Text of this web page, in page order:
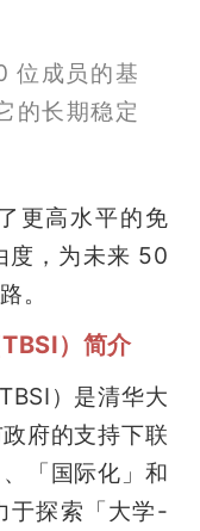
位成员的基
的长期稳定
更高水平的免
度，为未来 50
。
）简介
）是清华大
府的支持下联
「国际化」和
于探索「大学-